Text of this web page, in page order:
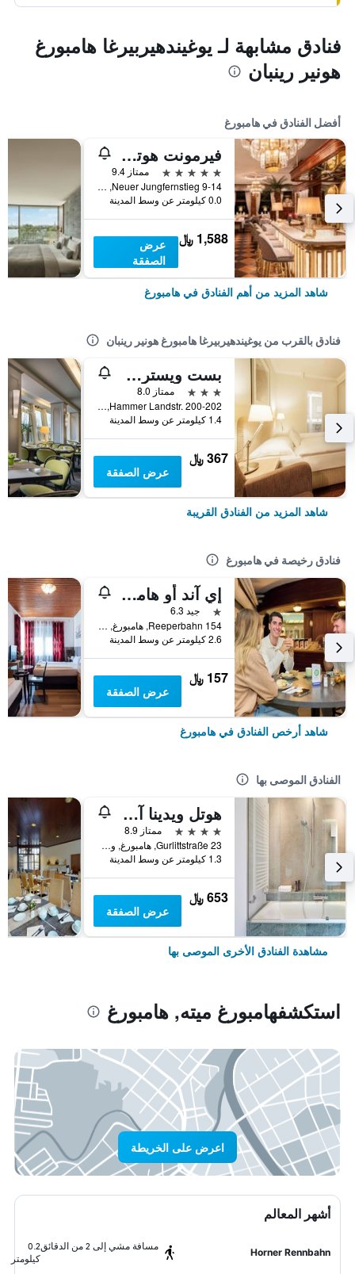
فنادق مشابهة لـ يوغيندهيربيرغا هامبورغ
هونير رينبان
أفضل الفنادق في هامبورغ
فيرمونت هوتل فيير جاهريسزتين هامبرج
5 نجوم
ممتاز 9.4
Neuer Jungfernstieg 9-14, هامبورغ, ولاية هامبورغ, ألمانيا
0.0 كيلومتر عن وسط المدينة
1,588 ﷼
عرض
الصفقة
شاهد المزيد من أهم الفنادق في هامبورغ
فنادق بالقرب من يوغيندهيربيرغا هامبورغ هونير رينبان
بست ويسترن هوتل هامبورج إنترناشونال
3 نجوم
ممتاز 8.0
Hammer Landstr. 200-202, هامبورغ, ولاية هامبورغ, ألمانيا
1.4 كيلومتر عن وسط المدينة
367 ﷼
عرض الصفقة
شاهد المزيد من الفنادق القريبة
فنادق رخيصة في هامبورغ
إي آند أو هامبورغ رييبرباهن
نجمة واحدة
جيد 6.3
Reeperbahn 154, هامبورغ, ولاية هامبورغ, ألمانيا
2.6 كيلومتر عن وسط المدينة
157 ﷼
عرض الصفقة
شاهد أرخص الفنادق في هامبورغ
الفنادق الموصى بها
هوتل ويدينا آن دير ألستر
4 نجوم
ممتاز 8.9
Gurlittstraße 23, هامبورغ, ولاية هامبورغ, ألمانيا
1.3 كيلومتر عن وسط المدينة
653 ﷼
عرض الصفقة
مشاهدة الفنادق الأخرى الموصى بها
استكشفهامبورغ ميته, هامبورغ
اعرض على الخريطة
أشهر المعالم
Horner Rennbahn
مسافة مشي إلى 2 من الدقائق
0.2
كيلومتر